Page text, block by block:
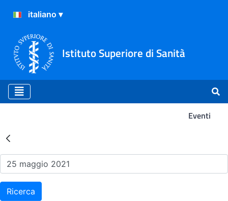
Istituto Superiore di Sanità
Eventi
Risultati della Ricerca -
Ricerca